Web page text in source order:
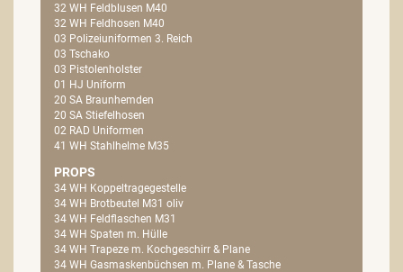
32 WH Feldblusen M40
32 WH Feldhosen M40
03 Polizeiuniformen 3. Reich
03 Tschako
03 Pistolenholster
01 HJ Uniform
20 SA Braunhemden
20 SA Stiefelhosen
02 RAD Uniformen
41 WH Stahlhelme M35
PROPS
34 WH Koppeltragegestelle
34 WH Brotbeutel M31 oliv
34 WH Feldflaschen M31
34 WH Spaten m. Hülle
34 WH Trapeze m. Kochgeschirr & Plane
34 WH Gasmaskenbüchsen m. Plane & Tasche